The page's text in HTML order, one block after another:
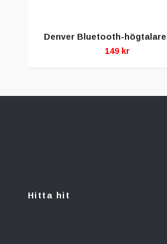
Denver Bluetooth-
149 kr
Hitta hit